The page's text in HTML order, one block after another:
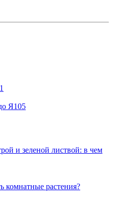
Я105
и зеленой листвой: в чем
комнатные растения?